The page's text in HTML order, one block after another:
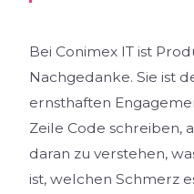
Bei Conimex IT ist
Nachgedanke. Sie ist
ernsthaften
Zeile Code schreiben,
daran zu verstehen,
ist, welchen Schmerz